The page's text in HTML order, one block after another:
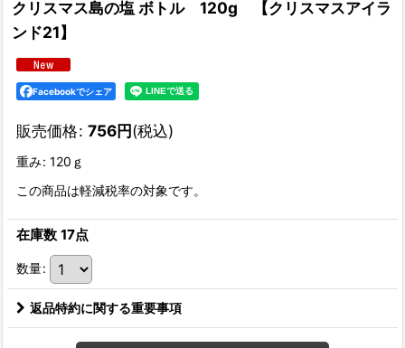
クリスマス島の塩 ボトル 120g 【クリスマスアイラ
ンド21】
Facebookでシェア
販売価格: 756円(税込)
重み: 120ｇ
この商品は軽減税率の対象です。
在庫数 17点
数量:
返品特約に関する重要事項